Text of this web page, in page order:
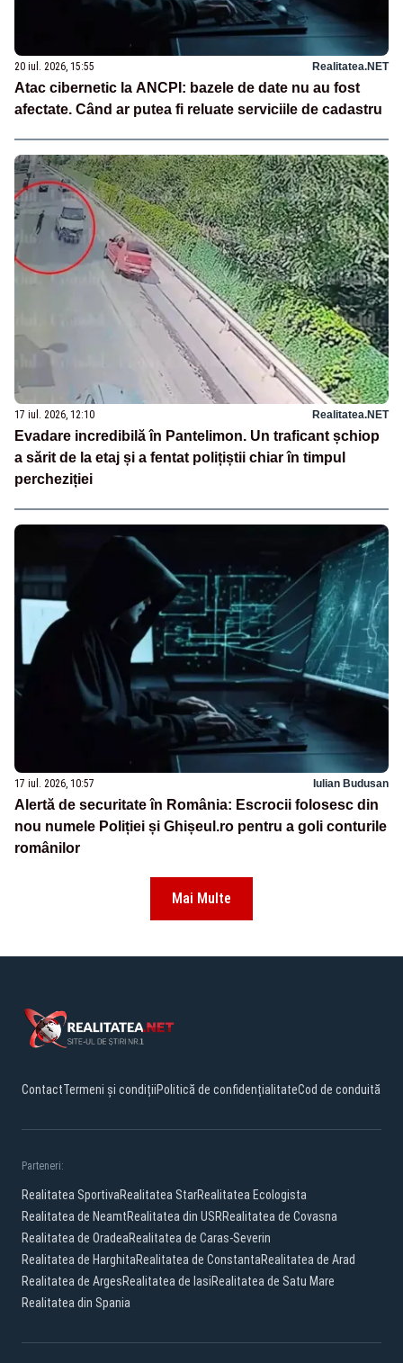
20 iul. 2026, 15:55 Realitatea.NET
Atac cibernetic la ANCPI: bazele de date nu au fost
afectate. Când ar putea fi reluate serviciile de cadastru
17 iul. 2026, 12:10 Realitatea.NET
Evadare incredibilă în Pantelimon. Un traficant șchiop
a sărit de la etaj și a fentat polițiștii chiar în timpul
percheziției
17 iul. 2026, 10:57 Iulian Budusan
Alertă de securitate în România: Escrocii folosesc din
nou numele Poliției și Ghișeul.ro pentru a goli conturile
românilor
Mai Multe
ContactTermeni și condițiiPolitică de confidențialitateCod de conduită
Parteneri:
Realitatea SportivaRealitatea StarRealitatea Ecologista
Realitatea de NeamtRealitatea din USRRealitatea de Covasna
Realitatea de OradeaRealitatea de Caras-Severin
Realitatea de HarghitaRealitatea de ConstantaRealitatea de Arad
Realitatea de ArgesRealitatea de IasiRealitatea de Satu Mare
Realitatea din Spania